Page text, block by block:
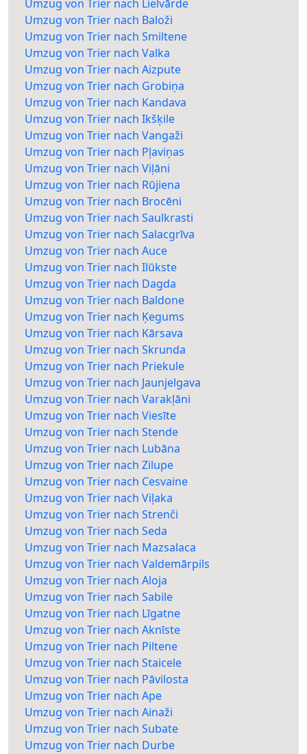
Umzug von Trier nach Lielvārde
Umzug von Trier nach Baloži
Umzug von Trier nach Smiltene
Umzug von Trier nach Valka
Umzug von Trier nach Aizpute
Umzug von Trier nach Grobiņa
Umzug von Trier nach Kandava
Umzug von Trier nach Ikšķile
Umzug von Trier nach Vangaži
Umzug von Trier nach Pļaviņas
Umzug von Trier nach Viļāni
Umzug von Trier nach Rūjiena
Umzug von Trier nach Brocēni
Umzug von Trier nach Saulkrasti
Umzug von Trier nach Salacgrīva
Umzug von Trier nach Auce
Umzug von Trier nach Ilūkste
Umzug von Trier nach Dagda
Umzug von Trier nach Baldone
Umzug von Trier nach Ķegums
Umzug von Trier nach Kārsava
Umzug von Trier nach Skrunda
Umzug von Trier nach Priekule
Umzug von Trier nach Jaunjelgava
Umzug von Trier nach Varakļāni
Umzug von Trier nach Viesīte
Umzug von Trier nach Stende
Umzug von Trier nach Lubāna
Umzug von Trier nach Zilupe
Umzug von Trier nach Cesvaine
Umzug von Trier nach Viļaka
Umzug von Trier nach Strenči
Umzug von Trier nach Seda
Umzug von Trier nach Mazsalaca
Umzug von Trier nach Valdemārpils
Umzug von Trier nach Aloja
Umzug von Trier nach Sabile
Umzug von Trier nach Līgatne
Umzug von Trier nach Aknīste
Umzug von Trier nach Piltene
Umzug von Trier nach Staicele
Umzug von Trier nach Pāvilosta
Umzug von Trier nach Ape
Umzug von Trier nach Ainaži
Umzug von Trier nach Subate
Umzug von Trier nach Durbe